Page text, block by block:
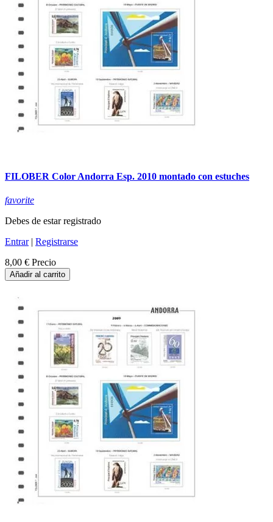
FILOBER Color Andorra Esp. 2010 montado con estuches
favorite
Debes de estar registrado
Entrar| Registrarse
8,00 € Precio
Añadir al carrito